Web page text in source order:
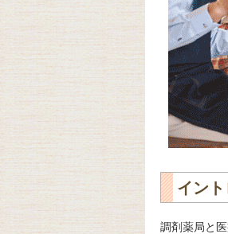
イン
調剤薬局と